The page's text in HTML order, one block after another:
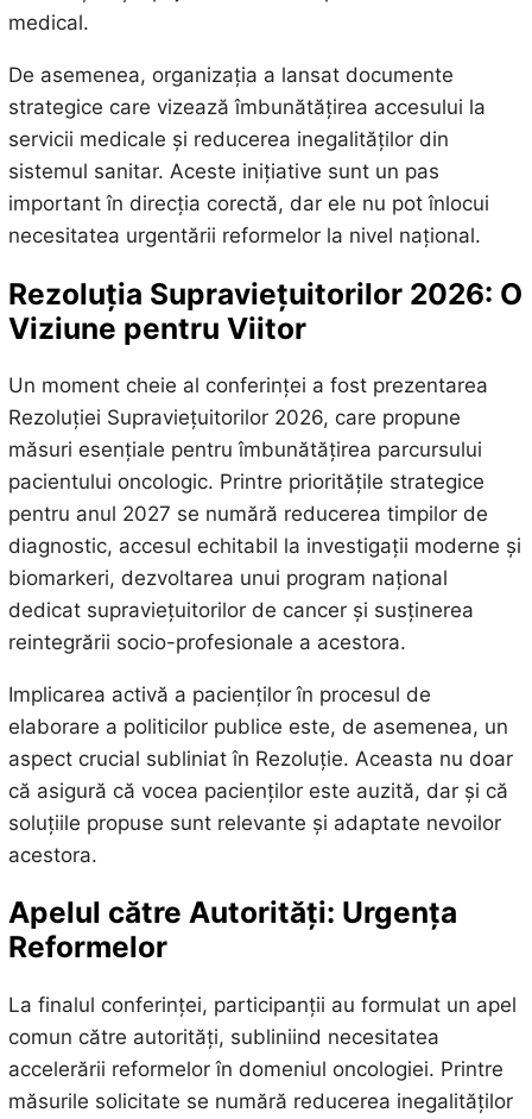
medical.
De asemenea, organizația a lansat documente
strategice care vizează îmbunătățirea accesului la
servicii medicale și reducerea inegalităților din
sistemul sanitar. Aceste inițiative sunt un pas
important în direcția corectă, dar ele nu pot înlocui
necesitatea urgentării reformelor la nivel național.
Rezoluția Supraviețuitorilor 2026: O
Viziune pentru Viitor
Un moment cheie al conferinței a fost prezentarea
Rezoluției Supraviețuitorilor 2026, care propune
măsuri esențiale pentru îmbunătățirea parcursului
pacientului oncologic. Printre prioritățile strategice
pentru anul 2027 se numără reducerea timpilor de
diagnostic, accesul echitabil la investigații moderne și
biomarkeri, dezvoltarea unui program național
dedicat supraviețuitorilor de cancer și susținerea
reintegrării socio-profesionale a acestora.
Implicarea activă a pacienților în procesul de
elaborare a politicilor publice este, de asemenea, un
aspect crucial subliniat în Rezoluție. Aceasta nu doar
că asigură că vocea pacienților este auzită, dar și că
soluțiile propuse sunt relevante și adaptate nevoilor
acestora.
Apelul către Autorități: Urgența
Reformelor
La finalul conferinței, participanții au formulat un apel
comun către autorități, subliniind necesitatea
accelerării reformelor în domeniul oncologiei. Printre
măsurile solicitate se numără reducerea inegalităților